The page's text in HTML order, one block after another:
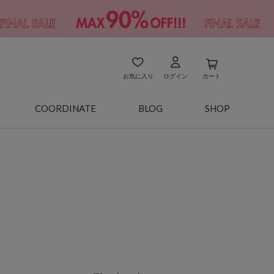
お気に入り ログイン カート
COORDINATE BLOG SHOP